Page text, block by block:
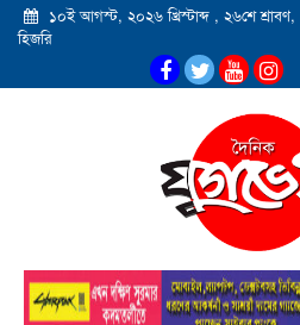
১০ই আগস্ট, ২০২৬ খ্রিস্টাব্দ , ২৬শে
হিজরি